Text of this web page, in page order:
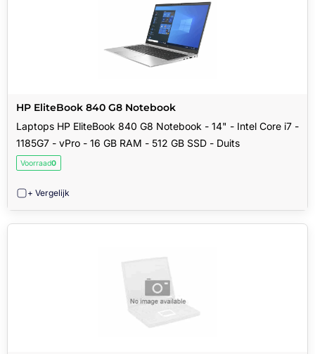
HP EliteBook 840 G8 Notebook
Laptops HP EliteBook 840 G8 Notebook - 14" - Intel Core i7 -
1185G7 - vPro - 16 GB RAM - 512 GB SSD - Duits
Voorraad0
+ Vergelijk